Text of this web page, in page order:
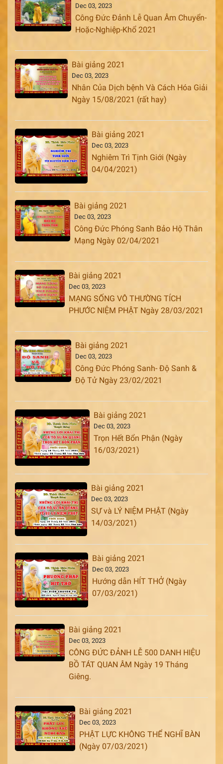
Dec 03, 2023
Công Đức Đảnh Lễ Quan Âm Chuyển-
Hoặc-Nghiệp-Khổ 2021
Bài giảng 2021
Dec 03, 2023
Nhân Của Dịch bệnh Và Cách Hóa Giải
Ngày 15/08/2021 (rất hay)
Bài giảng 2021
Dec 03, 2023
Nghiêm Trì Tịnh Giới (Ngày
04/04/2021)
Bài giảng 2021
Dec 03, 2023
Công Đức Phóng Sanh Bảo Hộ Thân
Mạng Ngày 02/04/2021
Bài giảng 2021
Dec 03, 2023
MẠNG SỐNG VÔ THƯỜNG TÍCH
PHƯỚC NIỆM PHẬT Ngày 28/03/2021
Bài giảng 2021
Dec 03, 2023
Công Đức Phóng Sanh- Độ Sanh &
Độ Tử Ngày 23/02/2021
Bài giảng 2021
Dec 03, 2023
Trọn Hết Bổn Phận (Ngày
16/03/2021)
Bài giảng 2021
Dec 03, 2023
SỰ và LÝ NIỆM PHẬT (Ngày
14/03/2021)
Bài giảng 2021
Dec 03, 2023
Hướng dẫn HÍT THỞ (Ngày
07/03/2021)
Bài giảng 2021
Dec 03, 2023
CÔNG ĐỨC ĐẢNH LỄ 500 DANH HIỆU
BỒ TÁT QUAN ÂM Ngày 19 Tháng
Giêng.
Bài giảng 2021
Dec 03, 2023
PHẬT LỰC KHÔNG THỂ NGHĨ BÀN
(Ngày 07/03/2021)